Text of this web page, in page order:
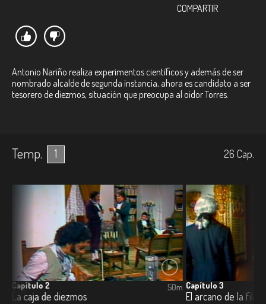
COMPARTIR
Antonio Nariño realiza experimentos científicos y además de ser
nombrado alcalde de segunda instancia, ahora es candidato a ser
tesorero de diezmos, situación que preocupa al oidor Torres.
Temp. 1 26 Cap.
Capítulo 2
La caja de diezmos
50m Capítulo 3
El arcano de la